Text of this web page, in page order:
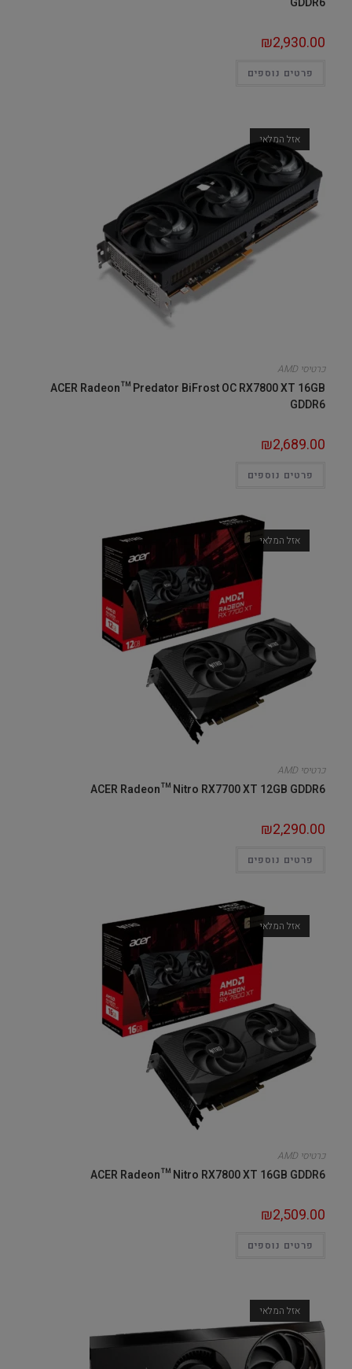
₪2,930.00
פרטים נוספים
אזל המלאי
כרטיסי AMD
ACER Radeon™ Predator BiFrost OC RX7800 XT 16GB
GDDR6
₪2,689.00
פרטים נוספים
אזל המלאי
כרטיסי AMD
ACER Radeon™ Nitro RX7700 XT 12GB GDDR6
₪2,290.00
פרטים נוספים
אזל המלאי
כרטיסי AMD
ACER Radeon™ Nitro RX7800 XT 16GB GDDR6
₪2,509.00
פרטים נוספים
אזל המלאי